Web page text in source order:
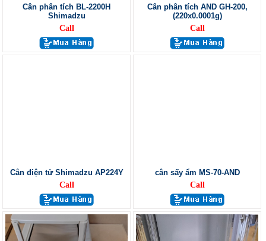
Cân phân tích BL-2200H
Shimadzu
Call
Cân phân tích AND GH-200,
(220x0.0001g)
Call
Cân điện tử Shimadzu AP224Y
Call
cân sấy ẩm MS-70-AND
Call